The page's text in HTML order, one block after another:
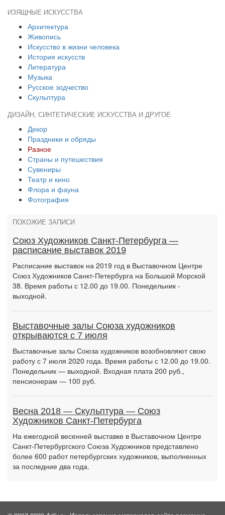
ИЗЯЩНЫЕ ИСКУССТВА
Архитектура
Живопись
Искусство в жизни человека
История искусств
Литература
Музыка
Русское зодчество
Скульптура
ДИЗАЙН, СИНТЕТИЧЕСКИЕ ИСКУССТВА И ДРУГОЕ
Декор
Праздники и обряды
Разное
Страны и путешествия
Сувениры
Театр и кино
Флора и фауна
Фотография
ПОХОЖИЕ ЗАПИСИ
Союз Художников Санкт-Петербурга —
расписание выставок 2019
Расписание выставок на 2019 год в Выставочном Центре
Союз Художников Санкт-Петербурга на Большой Морской
38. Время работы с 12.00 до 19.00. Понедельник -
выходной.
Выставочные залы Союза художников
открываются с 7 июля
Выставочные залы Союза художников возобновляют свою
работу с 7 июля 2020 года. Время работы с 12.00 до 19.00.
Понедельник — выходной. Входная плата 200 руб.,
пенсионерам — 100 руб.
Весна 2018 — Скульптура — Союз
Художников Санкт-Петербурга
На ежегодной весенней выставке в Выставочном Центре
Санкт-Петербургского Союза Художников представлено
более 600 работ петербургских художников, выполненных
за последние два года.